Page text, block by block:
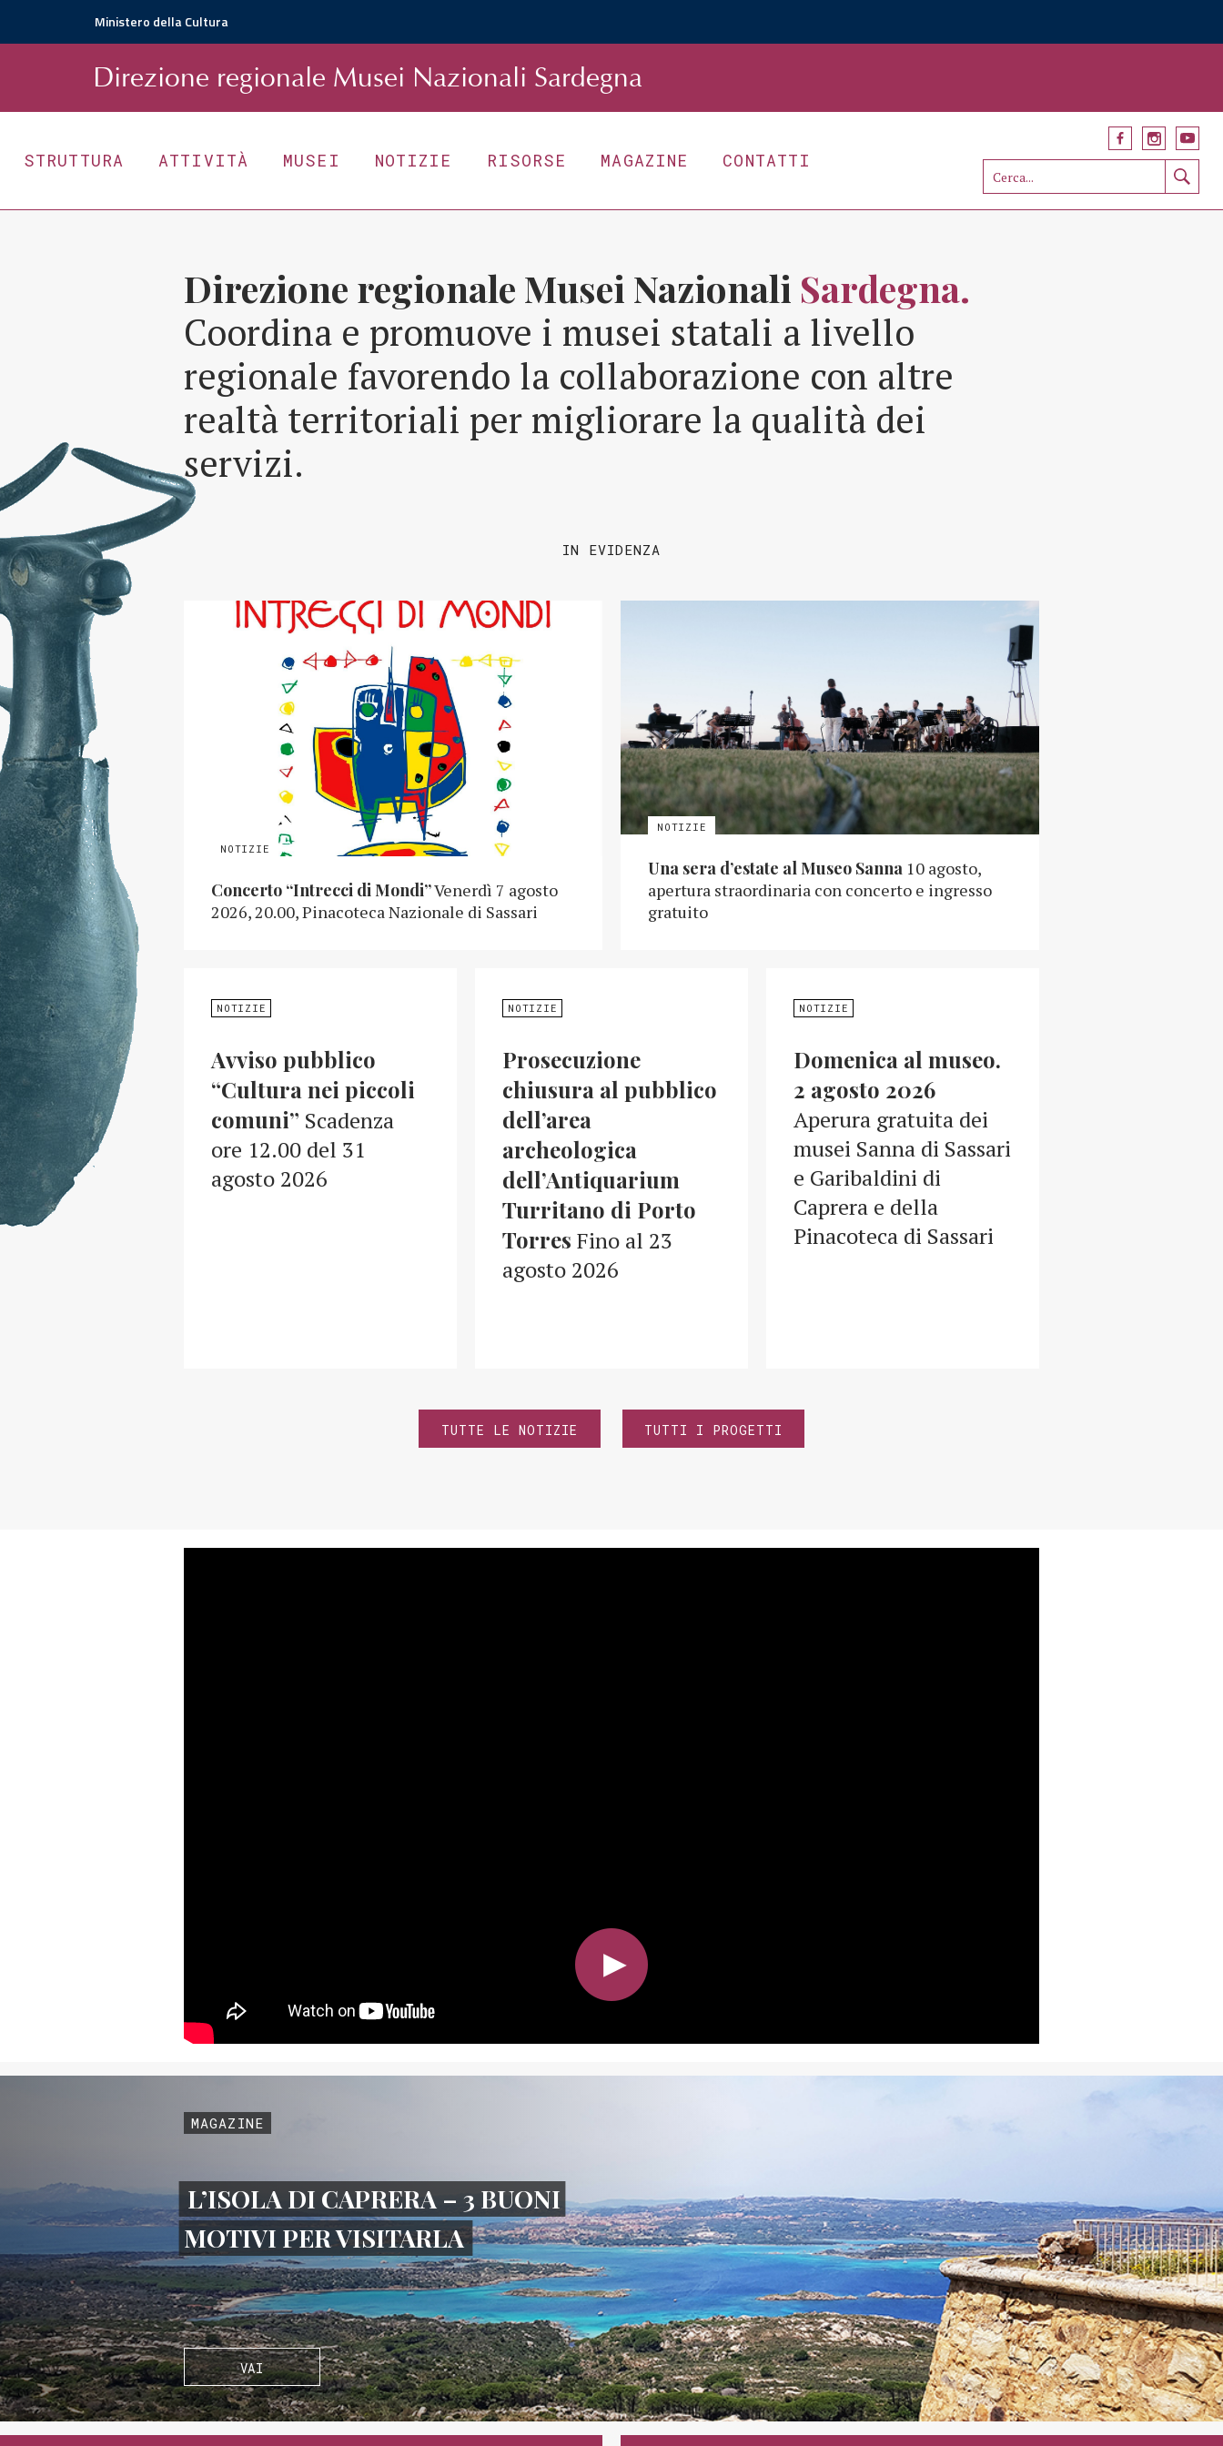
Ministero della Cultura
Direzione regionale Musei Nazionali Sardegna
STRUTTURA ATTIVITÀ MUSEI NOTIZIE RISORSE MAGAZINE CONTATTI
Direzione regionale Musei Nazionali Sardegna.
Coordina e promuove i musei statali a livello
regionale favorendo la collaborazione con altre
realtà territoriali per migliorare la qualità dei
servizi.
IN EVIDENZA
Concerto “Intrecci di Mondi”Venerdì 7 agosto
2026, 20.00, Pinacoteca Nazionale di Sassari
Una sera d’estate al Museo Sanna 10 agosto,
apertura straordinaria con concerto e ingresso
gratuito
NOTIZIE
Avviso pubblico
“Cultura nei piccoli
comuni” Scadenza
ore 12.00 del 31
agosto 2026
NOTIZIE
Prosecuzione
chiusura al pubblico
dell’area
archeologica
dell’Antiquarium
Turritano di Porto
Torres Fino al 23
agosto 2026
NOTIZIE
Domenica al museo.
2 agosto 2026
Aperura gratuita dei
musei Sanna di Sassari
e Garibaldini di
Caprera e della
Pinacoteca di Sassari
TUTTE LE NOTIZIE TUTTI I PROGETTI
MAGAZINE
L’ISOLA DI CAPRERA – 3 BUONI
MOTIVI PER VISITARLA
VAI